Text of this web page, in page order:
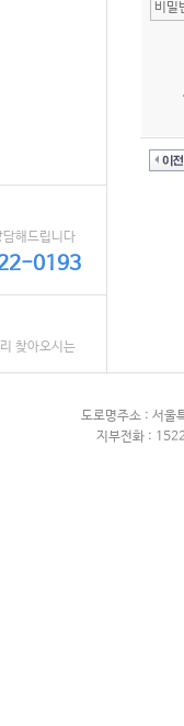
도로명주소 : 서울
지부전화 :
해드립니다
0193
찾아오시는